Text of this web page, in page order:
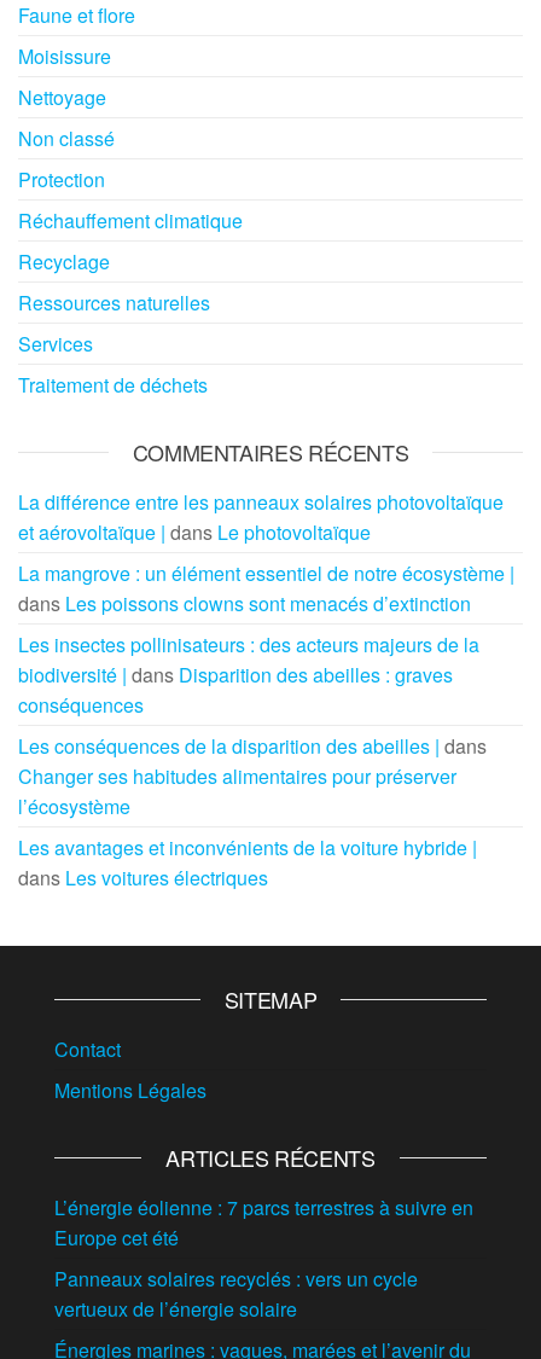
Faune et flore
Moisissure
Nettoyage
Non classé
Protection
Réchauffement climatique
Recyclage
Ressources naturelles
Services
Traitement de déchets
COMMENTAIRES RÉCENTS
La différence entre les panneaux solaires photovoltaïque
et aérovoltaïque | dans Le photovoltaïque
La mangrove : un élément essentiel de notre écosystème |
dans Les poissons clowns sont menacés d’extinction
Les insectes pollinisateurs : des acteurs majeurs de la
biodiversité | dans Disparition des abeilles : graves
conséquences
Les conséquences de la disparition des abeilles | dans
Changer ses habitudes alimentaires pour préserver
l’écosystème
Les avantages et inconvénients de la voiture hybride |
dans Les voitures électriques
SITEMAP
Contact
Mentions Légales
ARTICLES RÉCENTS
L’énergie éolienne : 7 parcs terrestres à suivre en
Europe cet été
Panneaux solaires recyclés : vers un cycle
vertueux de l’énergie solaire
Énergies marines : vagues, marées et l’avenir du